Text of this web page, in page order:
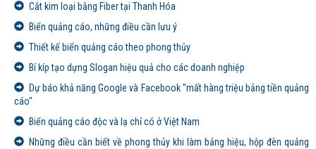
Cắt kim loại bằng Fiber tại Thanh Hóa
Biển quảng cáo, những điều cần lưu ý
Thiết kế biển quảng cáo theo phong thủy
Bí kíp tạo dựng Slogan hiệu quả cho các doanh nghiệp
Dự báo khả năng Google và Facebook "mất hàng triệu bảng tiền quảng
cáo"
Biển quảng cáo độc và lạ chỉ có ở Việt Nam
Những điều cần biết về phong thủy khi làm bảng hiệu, hộp đèn quảng